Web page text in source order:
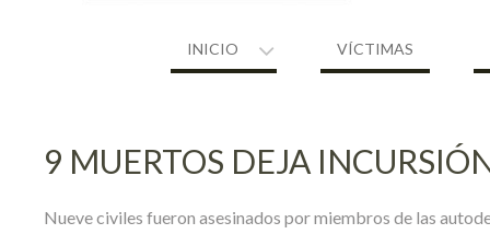
INICIO VÍCTIMAS
9 MUERTOS DEJA
Nueve civiles fueron asesinados por miembros de las